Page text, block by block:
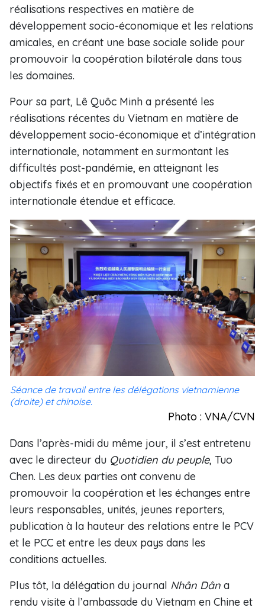
réalisations respectives en matière de
développement socio-économique et les relations
amicales, en créant une base sociale solide pour
promouvoir la coopération bilatérale dans tous
les domaines.
Pour sa part, Lê Quôc Minh a présenté les
réalisations récentes du Vietnam en matière de
développement socio-économique et d’intégration
internationale, notamment en surmontant les
difficultés post-pandémie, en atteignant les
objectifs fixés et en promouvant une coopération
internationale étendue et efficace.
Séance de travail entre les délégations vietnamienne
(droite) et chinoise.
Photo : VNA/CVN
Dans l’après-midi du même jour, il s’est entretenu
avec le directeur du Quotidien du peuple, Tuo
Chen. Les deux parties ont convenu de
promouvoir la coopération et les échanges entre
leurs responsables, unités, jeunes reporters,
publication à la hauteur des relations entre le PCV
et le PCC et entre les deux pays dans les
conditions actuelles.
Plus tôt, la délégation du journal Nhân Dân a
rendu visite à l’ambassade du Vietnam en Chine et